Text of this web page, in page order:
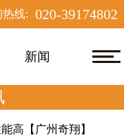
热线: 020-39174802
新闻
高【广州奇翔】